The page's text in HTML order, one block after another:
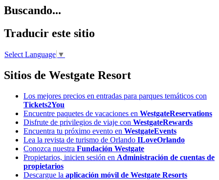
Buscando...
Traducir este sitio
Select Language ▼
Sitios de Westgate Resort
Los mejores precios en entradas para parques temáticos con
Tickets2You
Encuentre paquetes de vacaciones en WestgateReservations
Disfrute de privilegios de viaje con WestgateRewards
Encuentra tu próximo evento en WestgateEvents
Lea la revista de turismo de Orlando ILoveOrlando
Conozca nuestra Fundación Westgate
Propietarios, inicien sesión en Administración de cuentas de
propietarios
Descargue la aplicación móvil de Westgate Resorts